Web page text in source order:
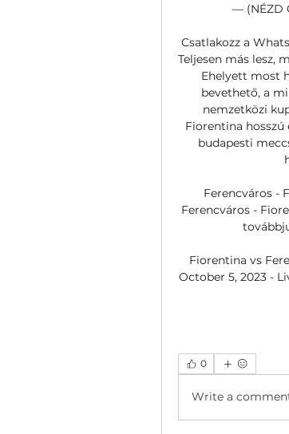
— (NÉZD
Csatlakozz a
Teljesen más lesz,
Ehelyett most
bevethető, a
nemzetközi
Fiorentina
budapesti
Ferencváros -
Ferencváros -
Fiorentina vs
October 5, 2023 -
0
Write a